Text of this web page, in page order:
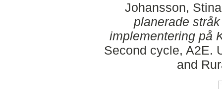
Johansson, Stina
planerade
implementering på
Second cycle, A2E.
and